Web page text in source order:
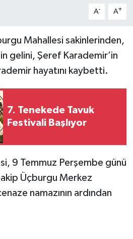
A- A+
Mahallesi sakinlerinden,
gelini, Şeref Karademir’in
hayatını kaybetti.
7. Tenekede Tavuk
Festivali Başlıyor
9 Temmuz Perşembe günü
Üçburgu Merkez
namazının ardından